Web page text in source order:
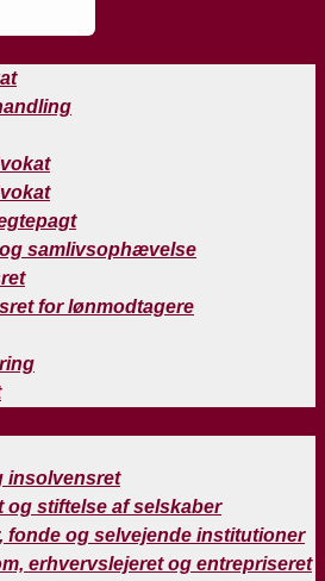
samlivsophævelse
for lønmodtagere
insolvensret
og stiftelse af selskaber
fonde og selvejende institutioner
erhvervslejeret og entrepriseret